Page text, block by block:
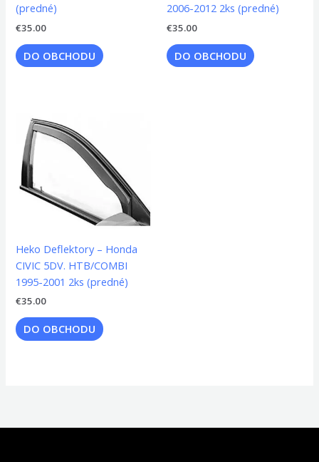
(predné)
€35.00
DO OBCHODU
2006-2012 2ks (predné)
€35.00
DO OBCHODU
Heko Deflektory – Honda
CIVIC 5DV. HTB/COMBI
1995-2001 2ks (predné)
€35.00
DO OBCHODU